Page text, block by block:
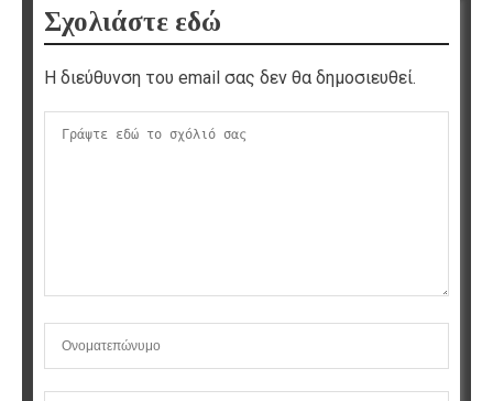
Σχολιάστε εδώ
Η διεύθυνση του email σας δεν θα δημοσιευθεί.